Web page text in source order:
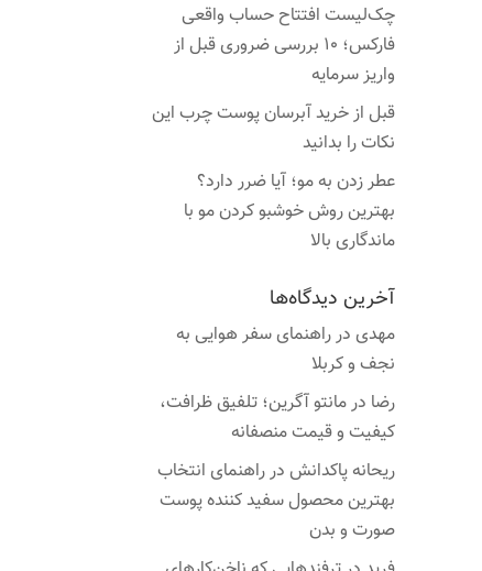
چک‌لیست افتتاح حساب واقعی
فارکس؛ ۱۰ بررسی ضروری قبل از
واریز سرمایه
قبل از خرید آبرسان پوست چرب این
نکات را بدانید
عطر زدن به مو؛ آیا ضرر دارد؟
بهترین روش خوشبو کردن مو با
ماندگاری بالا
آخرین دیدگاه‌ها
مهدی درراهنمای سفر هوایی به
نجف و کربلا
رضا درمانتو آگرین؛ تلفیق ظرافت،
کیفیت و قیمت منصفانه
ریحانه پاکدانش درراهنمای انتخاب
بهترین محصول سفید کننده پوست
صورت و بدن